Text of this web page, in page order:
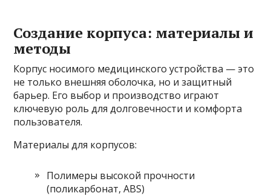
Создание корпуса: материалы и
методы
Корпус носимого медицинского устройства — это
не только внешняя оболочка, но и защитный
барьер. Его выбор и производство играют
ключевую роль для долговечности и комфорта
пользователя.
Материалы для корпусов:
Полимеры высокой прочности
(поликарбонат, ABS)